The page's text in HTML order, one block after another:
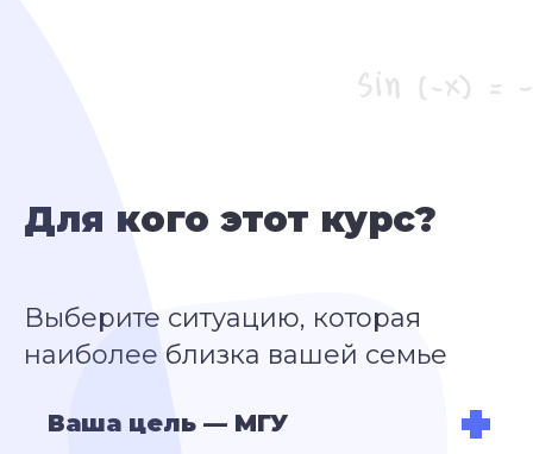
Для кого этот курс?
Выберите ситуацию, которая
наиболее близка вашей семье
Ваша цель — МГУ